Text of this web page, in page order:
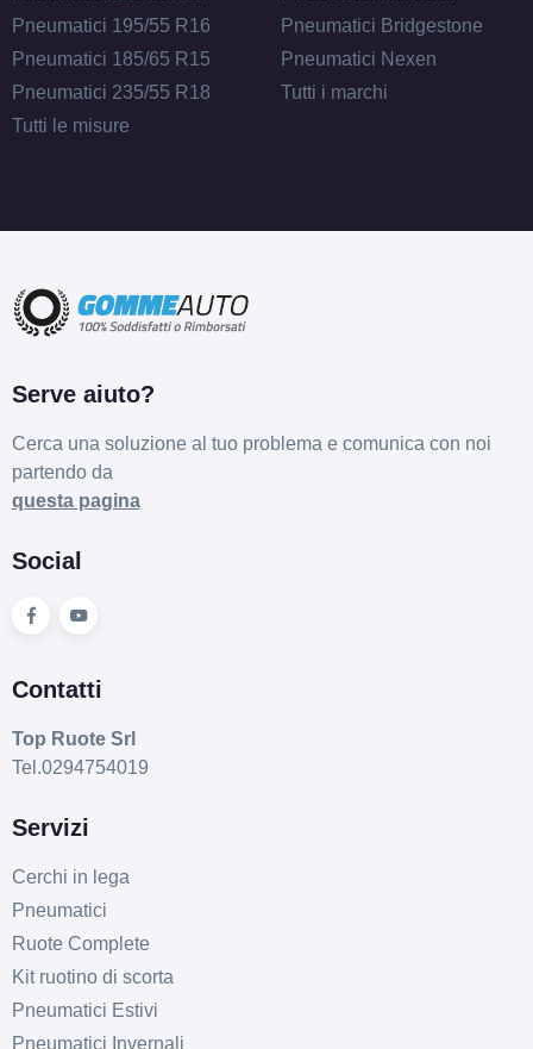
Pneumatici 195/55 R16
Pneumatici 185/65 R15
Pneumatici 235/55 R18
Tutti le misure
Pneumatici Bridgestone
Pneumatici Nexen
Tutti i marchi
Serve aiuto?
Cerca una soluzione al tuo problema e comunica con noi
partendo da
questa pagina
Social
Contatti
Top Ruote Srl
Tel.0294754019
Servizi
Cerchi in lega
Pneumatici
Ruote Complete
Kit ruotino di scorta
Pneumatici Estivi
Pneumatici Invernali